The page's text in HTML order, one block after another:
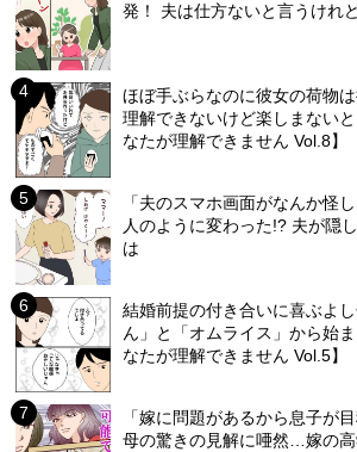
発！ 夫は仕方ないと言うけれ
ほぼ手ぶらなのに彼女の荷物
理解できないけど楽しまない
なたが理解できません Vol.8】
「夫のスマホ画面がなんか怪
人のように変わった!? 夫が隠
は
結婚前提の付き合いに喜ぶよ
ん」と「オムライス」から始
なたが理解できません Vol.5】
「嫁に問題があるから息子が
母の驚きの見解に唖然…嫁の